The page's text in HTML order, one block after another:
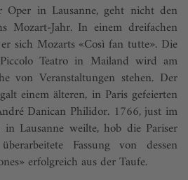
in Lausanne, geht nicht den
Mozart-Jahr. In einem dreifachen
sich Mozarts «Così fan tutte». Die
Teatro in Mailand wird am
von Veranstaltungen stehen. Der
einem älteren, in Paris gefeierten
Danican Philidor. 1766, just im
in Lausanne weilte, hob die Pariser
Fassung von dessen
erfolgreich aus der Taufe.